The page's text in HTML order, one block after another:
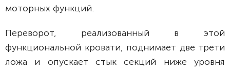
моторных функций.
Переворот, реализованный в этой
функциональной кровати, поднимает две трети
ложа и опускает стык секций ниже уровня